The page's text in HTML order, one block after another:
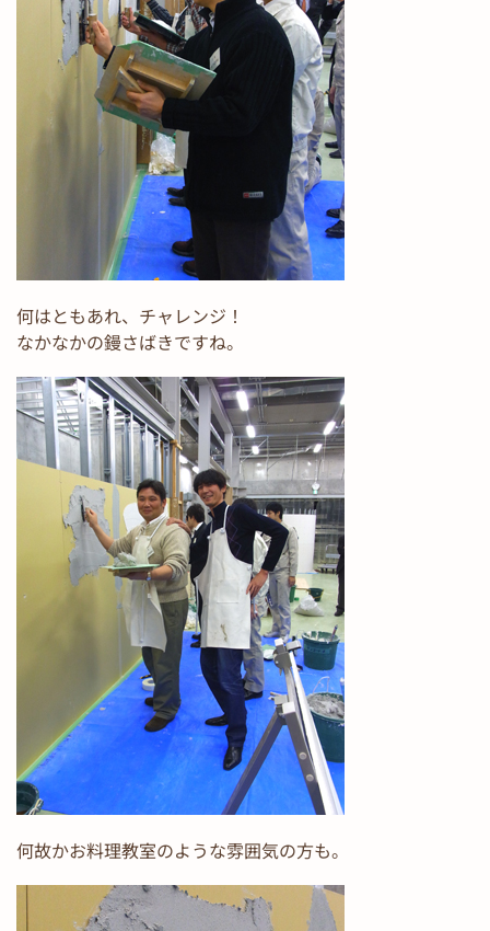
何はともあれ、チャレンジ！
なかなかの鏝さばきですね。
何故かお料理教室のような雰囲気の方も。